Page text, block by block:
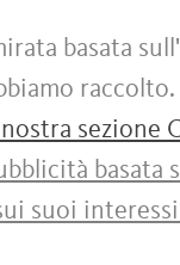
basata
raccolto.
sezione
basata
suoi